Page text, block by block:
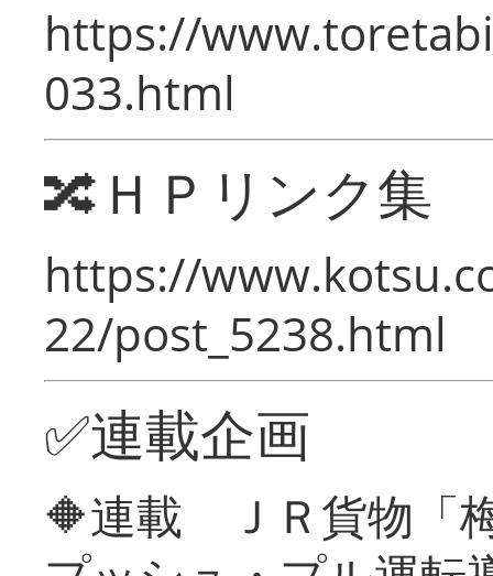
https://
033.html
🔀ＨＰリンク集
https://
22/post_5238.html
✅連載企画
🔶連載 ＪＲ貨物「